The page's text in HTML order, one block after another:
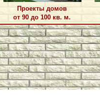
Проекты домов
от 90 до 100 кв. м.